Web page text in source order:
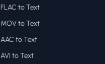
FLAC to Text
MOV to Text
AAC to Text
AVI to Text